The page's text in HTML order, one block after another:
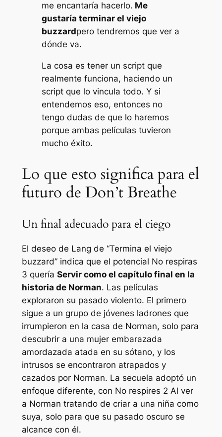
me encantaría hacerlo. Me
gustaría terminar el viejo
buzzardpero tendremos que ver a
dónde va.
La cosa es tener un script que
realmente funciona, haciendo un
script que lo vincula todo. Y si
entendemos eso, entonces no
tengo dudas de que lo haremos
porque ambas películas tuvieron
mucho éxito.
Lo que esto significa para el
futuro de Don’t Breathe
Un final adecuado para el ciego
El deseo de Lang de “Termina el viejo
buzzard” indica que el potencial No respiras
3 quería Servir como el capítulo final en la
historia de Norman. Las películas
exploraron su pasado violento. El primero
sigue a un grupo de jóvenes ladrones que
irrumpieron en la casa de Norman, solo para
descubrir a una mujer embarazada
amordazada atada en su sótano, y los
intrusos se encontraron atrapados y
cazados por Norman. La secuela adoptó un
enfoque diferente, con No respires 2 Al ver
a Norman tratando de criar a una niña como
suya, solo para que su pasado oscuro se
alcance con él.